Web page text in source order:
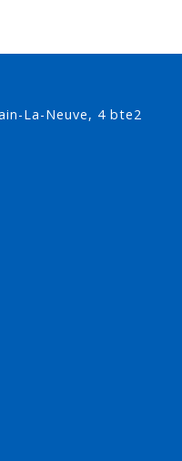
La-Neuve, 4 bte2